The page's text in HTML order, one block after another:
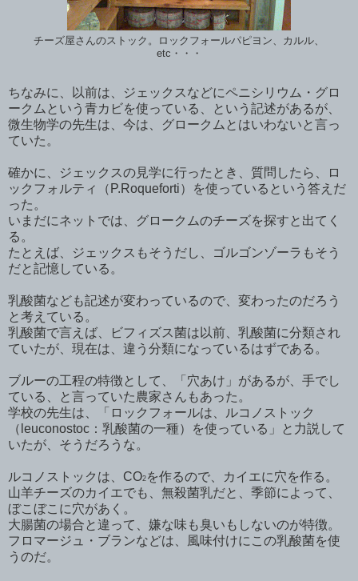
チーズ屋さんのストック。ロックフォールパピヨン、カルル、
etc・・・
ちなみに、以前は、ジェックスなどにペニシリウム・グロ
ークムという青カビを使っている、という記述があるが、
微生物学の先生は、今は、グロークムとはいわないと言っ
ていた。
確かに、ジェックスの見学に行ったとき、質問したら、ロ
ックフォルティ（P.Roqueforti）を使っているという答えだ
った。
いまだにネットでは、グロークムのチーズを探すと出てく
る。
たとえば、ジェックスもそうだし、ゴルゴンゾーラもそう
だと記憶している。
乳酸菌なども記述が変わっているので、変わったのだろう
と考えている。
乳酸菌で言えば、ビフィズス菌は以前、乳酸菌に分類され
ていたが、現在は、違う分類になっているはずである。
ブルーの工程の特徴として、「穴あけ」があるが、手でし
ている、と言っていた農家さんもあった。
学校の先生は、「ロックフォールは、ルコノストック
（leuconostoc：乳酸菌の一種）を使っている」と力説して
いたが、そうだろうな。
ルコノストックは、CO2 を作るので、カイエに穴を作る。
山羊チーズのカイエでも、無殺菌乳だと、季節によって、
ぼこぼこに穴があく。
大腸菌の場合と違って、嫌な味も臭いもしないのが特徴。
フロマージュ・ブランなどは、風味付けにこの乳酸菌を使
うのだ。